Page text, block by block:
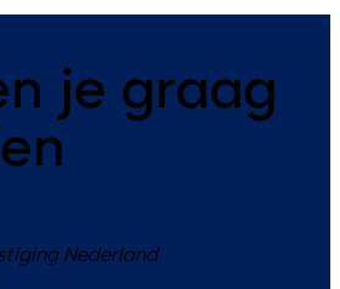
je graag
Nederland